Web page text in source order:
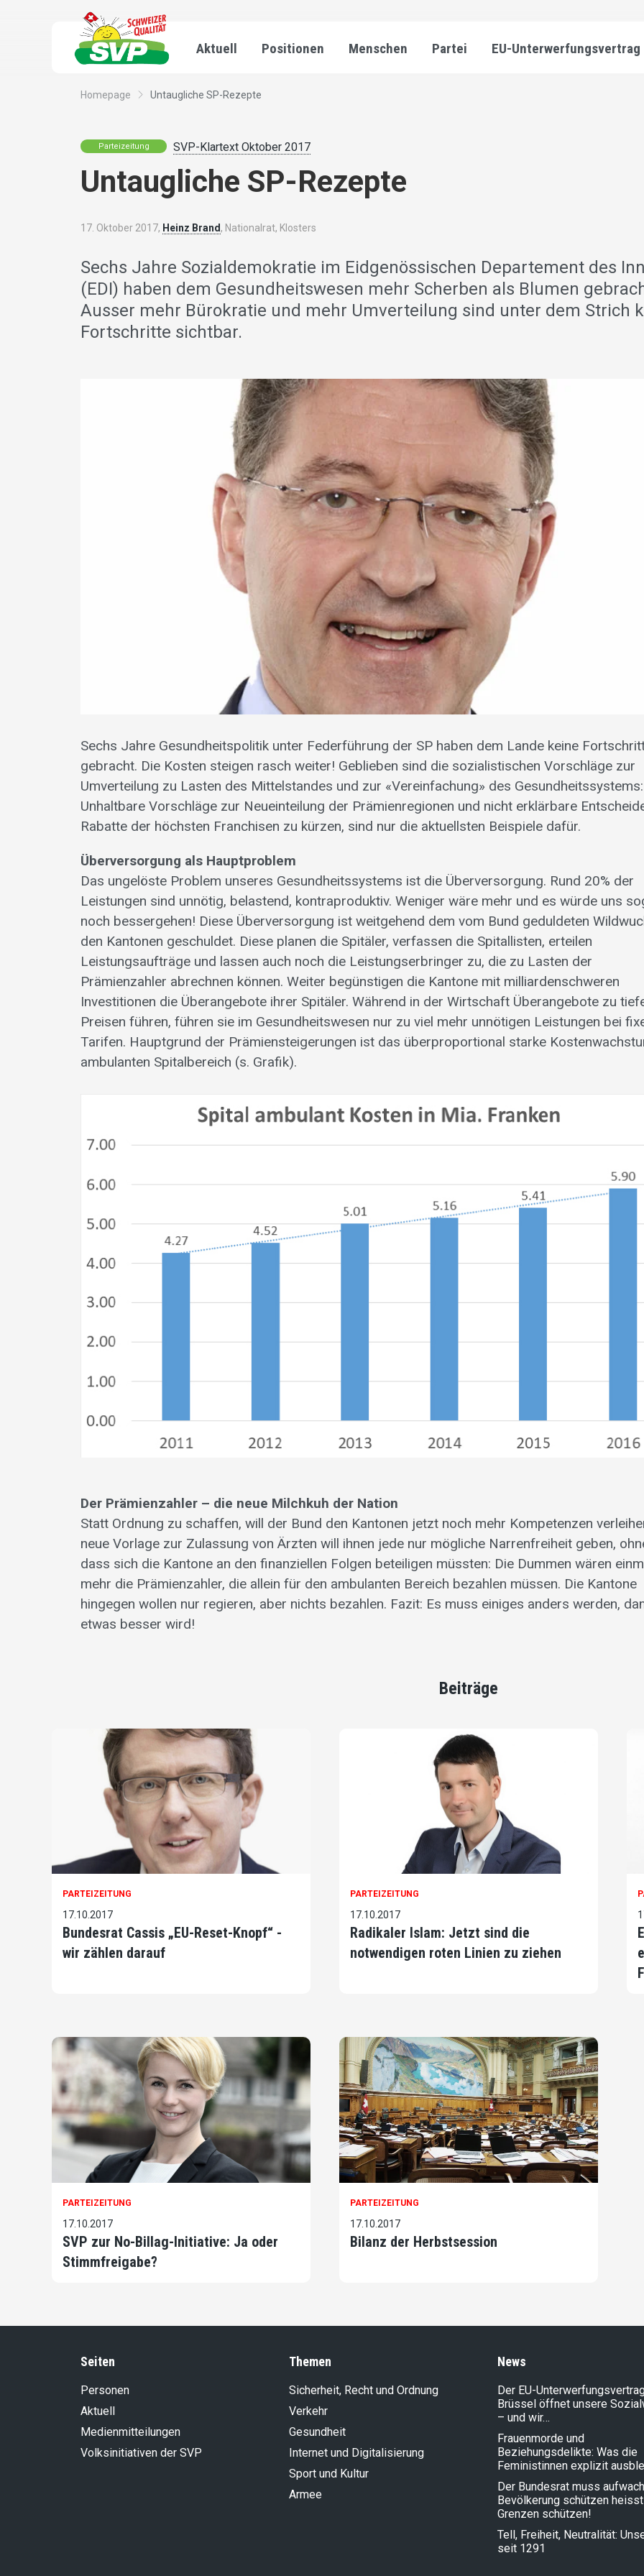
Aktuell Positionen Menschen Partei EU-Unterwerfungsvertrag
Homepage Untaugliche SP-Rezepte
Parteizeitung SVP-Klartext Oktober 2017
Untaugliche SP-Rezepte
17. Oktober 2017, Heinz Brand, Nationalrat, Klosters
Sechs Jahre Sozialdemokratie im Eidgenössischen Departement des
(EDI) haben dem Gesundheitswesen mehr Scherben als Blumen
Ausser mehr Bürokratie und mehr Umverteilung sind unter dem Strich
Fortschritte sichtbar.
Sechs Jahre Gesundheitspolitik unter Federführung der SP haben dem Lande keine
gebracht. Die Kosten steigen rasch weiter! Geblieben sind die sozialistischen Vorschläge zur
Umverteilung zu Lasten des Mittelstandes und zur «Vereinfachung» des Gesundheitssystems:
Unhaltbare Vorschläge zur Neueinteilung der Prämienregionen und nicht erklärbare
Rabatte der höchsten Franchisen zu kürzen, sind nur die aktuellsten Beispiele dafür.
Überversorgung als Hauptproblem
Das ungelöste Problem unseres Gesundheitssystems ist die Überversorgung. Rund 20% der
Leistungen sind unnötig, belastend, kontraproduktiv. Weniger wäre mehr und es würde uns
noch bessergehen! Diese Überversorgung ist weitgehend dem vom Bund geduldeten
den Kantonen geschuldet. Diese planen die Spitäler, verfassen die Spitallisten, erteilen
Leistungsaufträge und lassen auch noch die Leistungserbringer zu, die zu Lasten der
Prämienzahler abrechnen können. Weiter begünstigen die Kantone mit milliardenschweren
Investitionen die Überangebote ihrer Spitäler. Während in der Wirtschaft Überangebote zu
Preisen führen, führen sie im Gesundheitswesen nur zu viel mehr unnötigen Leistungen bei
Tarifen. Hauptgrund der Prämiensteigerungen ist das überproportional starke
ambulanten Spitalbereich (s. Grafik).
Der Prämienzahler – die neue Milchkuh der Nation
Statt Ordnung zu schaffen, will der Bund den Kantonen jetzt noch mehr Kompetenzen
neue Vorlage zur Zulassung von Ärzten will ihnen jede nur mögliche Narrenfreiheit geben,
dass sich die Kantone an den finanziellen Folgen beteiligen müssten: Die Dummen wären
mehr die Prämienzahler, die allein für den ambulanten Bereich bezahlen müssen. Die Kantone
hingegen wollen nur regieren, aber nichts bezahlen. Fazit: Es muss einiges anders werden,
etwas besser wird!
Beiträge
PARTEIZEITUNG
17.10.2017
Bundesrat Cassis „EU-Reset-Knopf“ -
wir zählen darauf
PARTEIZEITUNG
17.10.2017
Radikaler Islam: Jetzt sind die
notwendigen roten Linien zu ziehen
PARTEIZEITUNG
17.10.2017
SVP zur No-Billag-Initiative: Ja oder
Stimmfreigabe?
PARTEIZEITUNG
17.10.2017
Bilanz der Herbstsession
Seiten
Personen
Aktuell
Medienmitteilungen
Volksinitiativen der SVP
Themen
Sicherheit, Recht und Ordnung
Verkehr
Gesundheit
Internet und Digitalisierung
Sport und Kultur
Armee
News
Der EU-
Brüssel öffnet unsere
– und wir…
Frauenmorde und
Beziehungsdelikte: Was die
Feministinnen explizit
Der Bundesrat muss
Bevölkerung schützen heisst
Grenzen schützen!
Tell, Freiheit, Neutralität:
seit 1291